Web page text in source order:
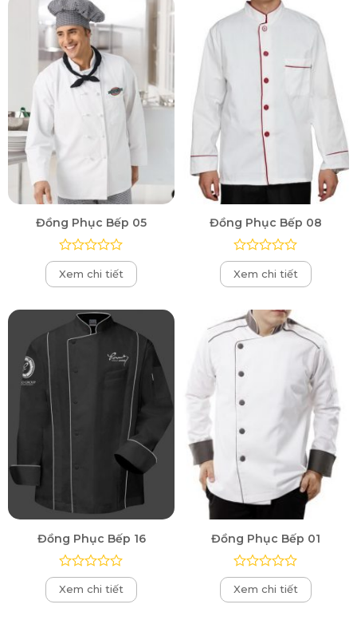
Đồng Phục Bếp 05
Được
xếp
hạng
Xem chi tiết
Đồng Phục Bếp 08
Được
xếp
hạng
5
sao
Xem chi tiết
Đồng Phục Bếp 16
Được
xếp
hạng
Xem chi tiết
Đồng Phục Bếp 01
Được
xếp
hạng
Xem chi tiết